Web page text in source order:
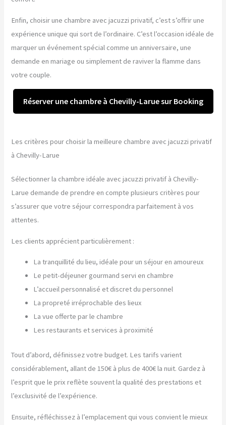
Enfin, choisir une chambre avec jacuzzi privatif, c’est s’offrir une
expérience unique qui sort de l’ordinaire. C’est l’occasion idéale de
marquer un événement spécial comme un anniversaire, une
demande en mariage ou simplement de raviver la flamme dans
votre couple.
Réserver une chambre à Chevilly-Larue sur Booking
Les critères pour choisir la meilleure chambre avec jacuzzi privatif
à Chevilly-Larue
Sélectionner la chambre idéale avec jacuzzi privatif à Chevilly-
Larue demande de prendre en compte plusieurs critères pour
s’assurer que votre séjour correspondra parfaitement à vos
attentes.
Les clients apprécient particulièrement :
La tranquillité du lieu, idéale pour un séjour en amoureux
Le petit-déjeuner gourmand servi en chambre
L’accueil personnalisé et discret du personnel
La propreté irréprochable des lieux
La vue offerte par le chambre
Les restaurants et services à proximité
Tout d’abord, définissez votre budget. Les tarifs varient
considérablement, allant de 150€ à plus de 400€ la nuit. Gardez à
l’esprit que le prix reflète souvent la qualité des prestations et
l’exclusivité de l’expérience.
Ensuite, réfléchissez à l’emplacement qui vous convient le mieux